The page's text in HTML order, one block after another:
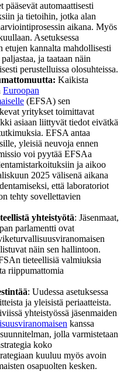
pääsevät automaattisesti
ja tietoihin, jotka alan
aikana. Myös
Asetuksessa
etujen kannalta mahdollisesti
ja taataan näin
perustelluissa olosuhteissa.
: Kaikista
Euroopan
(EFSA) sen
yritykset toimittavat
asiaan liittyvät tiedot eivätkä
EFSA antaa
yleisiä neuvoja ennen
voi pyytää EFSAa
ja aikoo
2025 välisenä aikana
että laboratoriot
tehty sovellettavien
yhteistyötä: Jäsenmaat,
parlamentti ovat
näin sen hallintoon.
tieteellisiä valmiuksia
riippumattomia
: Uudessa asetuksessa
ja yleisistä periaatteista.
yhteistyössä jäsenmaiden
kanssa
jolla varmistetaan
koko
kuuluu myös avoin
osapuolten kesken.